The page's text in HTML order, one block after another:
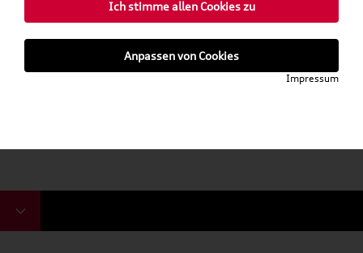
Ich stimme allen Cookies zu
Anpassen von Cookies
Impressum